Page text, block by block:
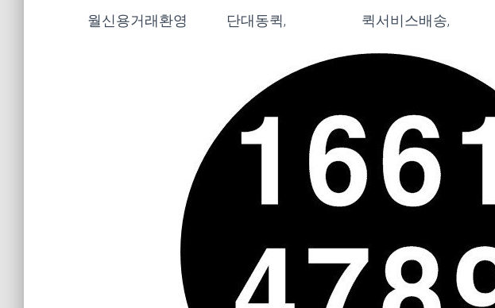
월신용거래환영 단대동퀵, 퀵서비스배송,